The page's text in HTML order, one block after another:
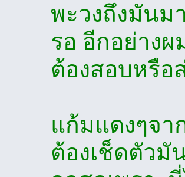
พะวงถึงมันม
รอ อีกอย่าง
ต้องสอบหรือ
แก้มแดงๆจา
ต้องเช็ดตัวมั